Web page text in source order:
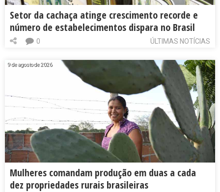
Setor da cachaça atinge crescimento recorde e
número de estabelecimentos dispara no Brasil
ÚLTIMAS NOTÍCIAS
0
9 de agosto de 2026
Mulheres comandam produção em duas a cada
dez propriedades rurais brasileiras